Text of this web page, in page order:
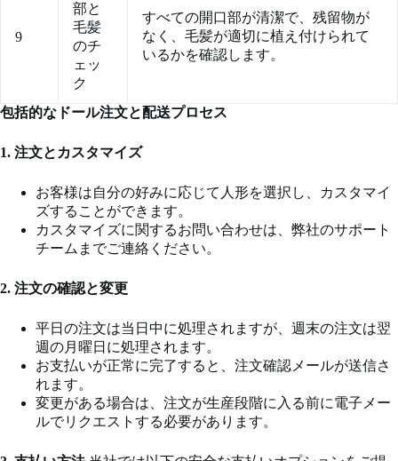
9
部と
毛髪
のチ
ェッ
ク
すべての開口部が清潔で、残留物が
なく、毛髪が適切に植え付けられて
いるかを確認します。
包括的なドール注文と配送プロセス
1. 注文とカスタマイズ
お客様は自分の好みに応じて人形を選択し、カスタマイ
ズすることができます。
カスタマイズに関するお問い合わせは、弊社のサポート
チームまでご連絡ください。
2. 注文の確認と変更
平日の注文は当日中に処理されますが、週末の注文は翌
週の月曜日に処理されます。
お支払いが正常に完了すると、注文確認メールが送信さ
れます。
変更がある場合は、注文が生産段階に入る前に電子メー
ルでリクエストする必要があります。